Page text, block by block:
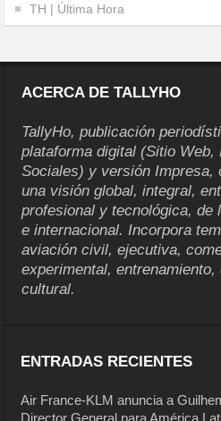
TH | Última Hora
ACERCA DE TALLYHO
TallyHo, publicación
plataforma digital (Sitio Web,
Sociales) y versión Impresa,
una visión global, integral,
profesional y tecnológica, de
e internacional. Incorpora
aviación civil, ejecutiva,
experimental,
cultural.
ENTRADAS RECIENTES
Air France-KLM anuncia a
Director General para América